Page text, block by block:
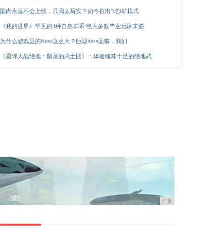
国内永远不会上线，只因太写实？如今推出“吃鸡”模式
《我的世界》罕见的4种自然群系 绝大多数毕业玩家未必
为什么游戏里的Boss这么大？巨型boss面前，我们
《星球大战绝地：陨落的武士团》：体验魂味十足的绝地武
广告